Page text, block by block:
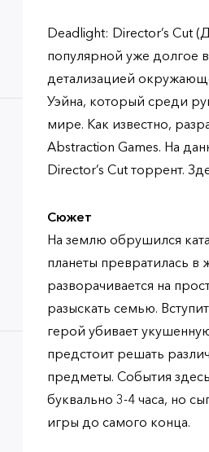
Deadlight: Director’s Cut
популярной уже долгое
детализацией
Уэйна, который среди
мире. Как известно,
Abstraction Games. На
Director’s Cut торрент.
Сюжет
На землю обрушился
планеты превратилась
разворачивается на
разыскать семью.
герой убивает
предстоит решать
предметы. События
буквально 3-4 часа, но
игры до самого конца.